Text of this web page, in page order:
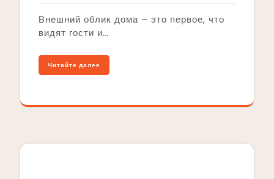
Внешний облик дома – это первое, что
видят гости и…
Читайте далее